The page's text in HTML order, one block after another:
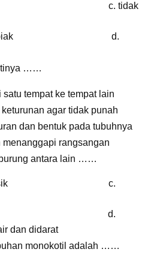
c. tidak
biak d.
……
tempat ke tempat lain
agar tidak punah
dan bentuk pada tubuhnya
menanggapi rangsangan
antara lain ……
bersisik c.
d.
dan didarat
monokotil adalah ……